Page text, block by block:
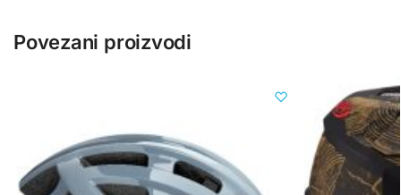
Povezani proizvodi